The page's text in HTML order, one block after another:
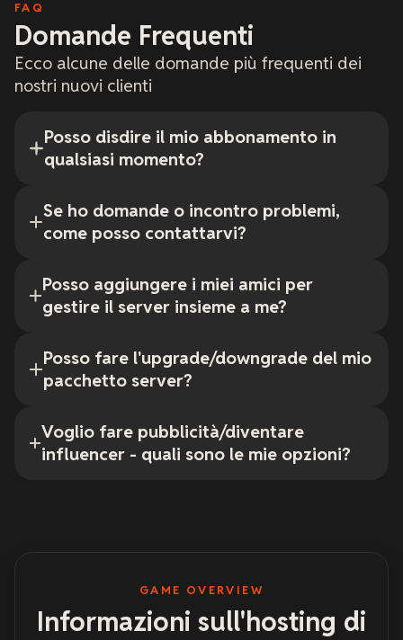
FAQ
Domande Frequenti
Ecco alcune delle domande più frequenti dei
nostri nuovi clienti
Posso disdire il mio abbonamento in
qualsiasi momento?
Se ho domande o incontro problemi,
come posso contattarvi?
Posso aggiungere i miei amici per
gestire il server insieme a me?
Posso fare l'upgrade/downgrade del mio
pacchetto server?
Voglio fare pubblicità/diventare
influencer - quali sono le mie opzioni?
GAME OVERVIEW
Informazioni sull'hosting di